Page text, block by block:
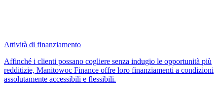
Attività di finanziamento
Affinché i clienti possano cogliere senza indugio le opportunità più
redditizie, Manitowoc Finance offre loro finanziamenti a condizioni
assolutamente accessibili e flessibili.